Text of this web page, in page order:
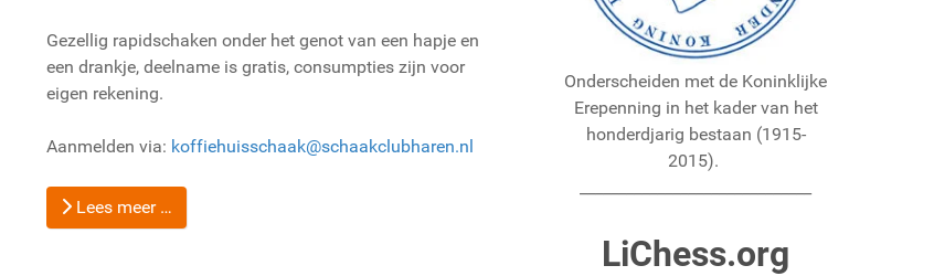
Gezellig rapidschaken onder het genot van een hapje en
een drankje, deelname is gratis, consumpties zijn voor
eigen rekening.
Aanmelden via: koffiehuisschaak@schaakclubharen.nl
Lees meer …
Onderscheiden met de Koninklijke
Erepenning in het kader van het
honderdjarig bestaan (1915-
2015).
LiChess.org